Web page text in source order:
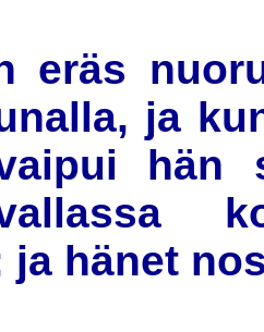
eräs
ja
hän
ja hänet